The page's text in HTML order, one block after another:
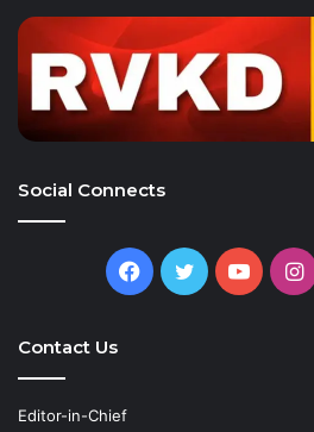
Social Connects
Facebook
Twitter
Contact Us
Editor-in-Chief